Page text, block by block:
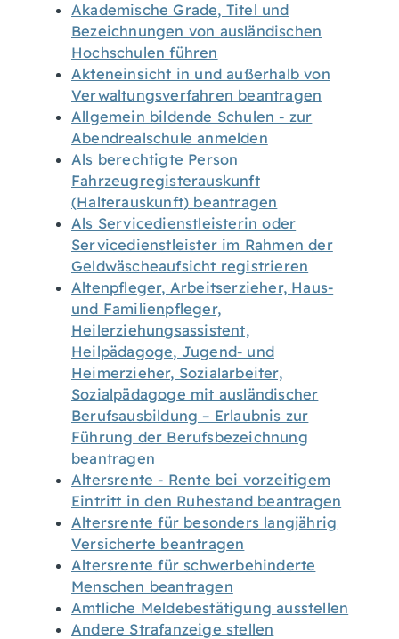
Akademische Grade, Titel und
Bezeichnungen von ausländischen
Hochschulen führen
Akteneinsicht in und außerhalb von
Verwaltungsverfahren beantragen
Allgemein bildende Schulen - zur
Abendrealschule anmelden
Als berechtigte Person
Fahrzeugregisterauskunft
(Halterauskunft) beantragen
Als Servicedienstleisterin oder
Servicedienstleister im Rahmen der
Geldwäscheaufsicht registrieren
Altenpfleger, Arbeitserzieher, Haus-
und Familienpfleger,
Heilerziehungsassistent,
Heilpädagoge, Jugend- und
Heimerzieher, Sozialarbeiter,
Sozialpädagoge mit ausländischer
Berufsausbildung – Erlaubnis zur
Führung der Berufsbezeichnung
beantragen
Altersrente - Rente bei vorzeitigem
Eintritt in den Ruhestand beantragen
Altersrente für besonders langjährig
Versicherte beantragen
Altersrente für schwerbehinderte
Menschen beantragen
Amtliche Meldebestätigung ausstellen
Andere Strafanzeige stellen